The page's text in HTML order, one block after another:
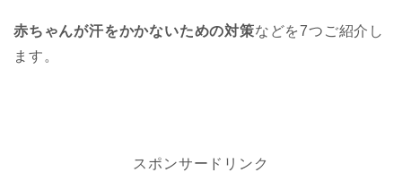
赤ちゃんが汗をかかないための対策などを7つご紹介し
ます。
スポンサードリンク